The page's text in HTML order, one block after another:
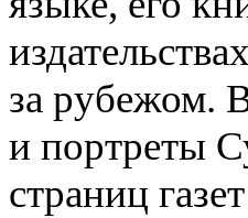
за рубежом.
и портреты
страниц